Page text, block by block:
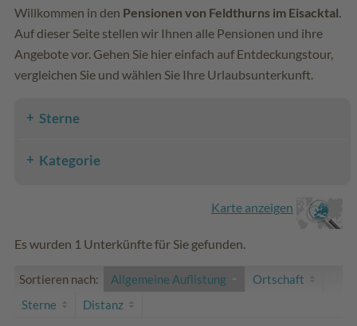
Willkommen in den Pensionen von Feldthurns im Eisacktal
Auf dieser Seite stellen wir Ihnen alle Pensionen und ihre
Angebote vor. Gehen Sie hier einfach auf Entdeckungstour,
vergleichen Sie und wählen Sie Ihre Urlaubsunterkunft.
Sterne
Kategorie
Karte anzeigen
Es wurden 1 Unterkünfte für Sie gefunden.
Sortieren nach: Allgemeine Auflistung
Ortschaft
Sterne
Distanz